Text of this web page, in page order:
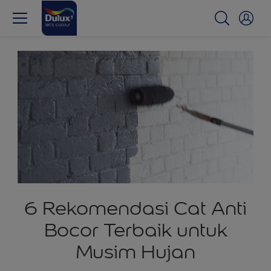
6 Rekomendasi Cat Anti
Bocor Terbaik untuk
Musim Hujan